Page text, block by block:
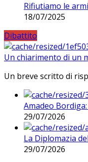
Rifiutiamo le armi
18/07/2025
Dibattito
Un chiarimento di un
Un breve scritto di
Amadeo
29/07/2026
La Diplomazia
29/07/2026